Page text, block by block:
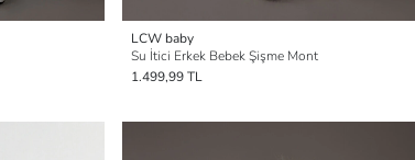
LCW baby
Su İtici Erkek Bebek Şişme Mont
1.499,99 TL